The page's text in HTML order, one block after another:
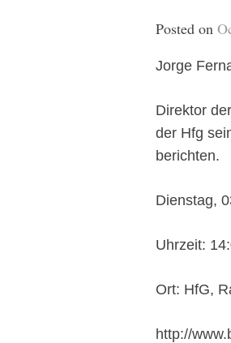
Posted on
Jorge
Direktor
der Hfg
berichten.
Dienstag,
Uhrzeit:
Ort: HfG,
http://